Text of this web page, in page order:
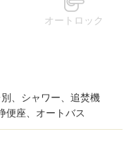
オートロック
、シャワー、追焚機
便座、オートバス